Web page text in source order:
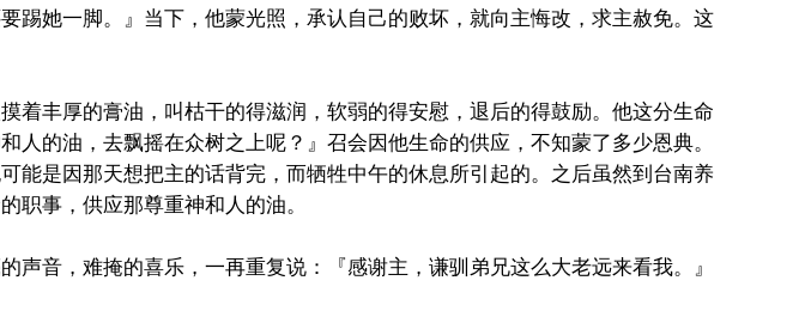
踢她一脚。』当下，他蒙光照，承认自己的败坏，就向主悔改，求主赦免。这
丰厚的膏油，叫枯干的得滋润，软弱的得安慰，退后的得鼓励。他这分生命
的油，去飘摇在众树之上呢？』召会因他生命的供应，不知蒙了多少恩典。
是因那天想把主的话背完，而牺牲中午的休息所引起的。之后虽然到台南养
职事，供应那尊重神和人的油。
音，难掩的喜乐，一再重复说：『感谢主，谦驯弟兄这么大老远来看我。』